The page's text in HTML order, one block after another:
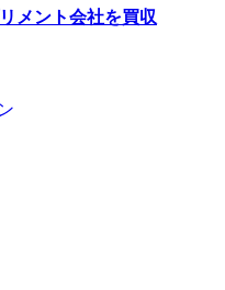
メント会社を買収